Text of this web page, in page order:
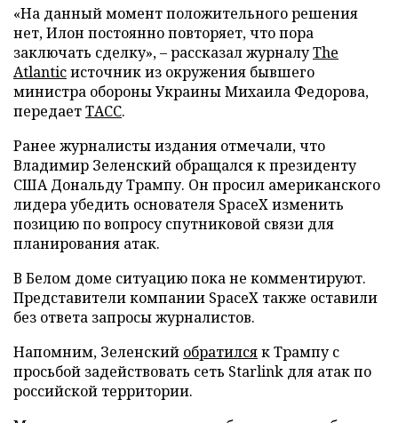
«На данный момент положительного решения
нет, Илон постоянно повторяет, что пора
заключать сделку», – рассказал журналуThe
Atlanticисточник из окружения бывшего
министра обороны Украины Михаила Федорова,
передаетТАСС.
Ранее журналисты издания отмечали, что
Владимир Зеленский обращался к президенту
США Дональду Трампу. Он просил американского
лидера убедить основателя SpaceX изменить
позицию по вопросу спутниковой связи для
планирования атак.
В Белом доме ситуацию пока не комментируют.
Представители компании SpaceX также оставили
без ответа запросы журналистов.
Напомним, Зеленский обратилсяк Трампу с
просьбой задействовать сеть Starlink для атак по
российской территории.